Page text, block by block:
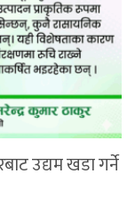
उद्यम खडा गर्ने